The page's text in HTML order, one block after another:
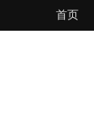
首页